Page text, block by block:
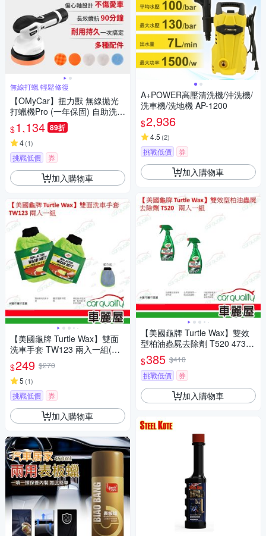
無線打蠟 輕鬆修復
【OMyCar】扭力獸 無線拋光
打蠟機Pro (一年保固) 自助洗車
汽車美容 拋光機 汽車打蠟機
$1,134 89折
4(1)
挑戰低價 券
加入購物車
【美國龜牌 Turtle Wax】雙面
洗車手套 TW123 兩入一組(車
麗屋)
$249 $270
5 (1)
挑戰低價 券
加入購物車
A+POWER高壓清洗機/沖洗機/
洗車機/洗地機 AP-1200
$2,936
4.5 (2)
挑戰低價 券
加入購物車
【美國龜牌 Turtle Wax】雙效
型柏油蟲屍去除劑 T520 473ml
兩入一組(車麗屋)
$385 $418
挑戰低價
券
加入購物車